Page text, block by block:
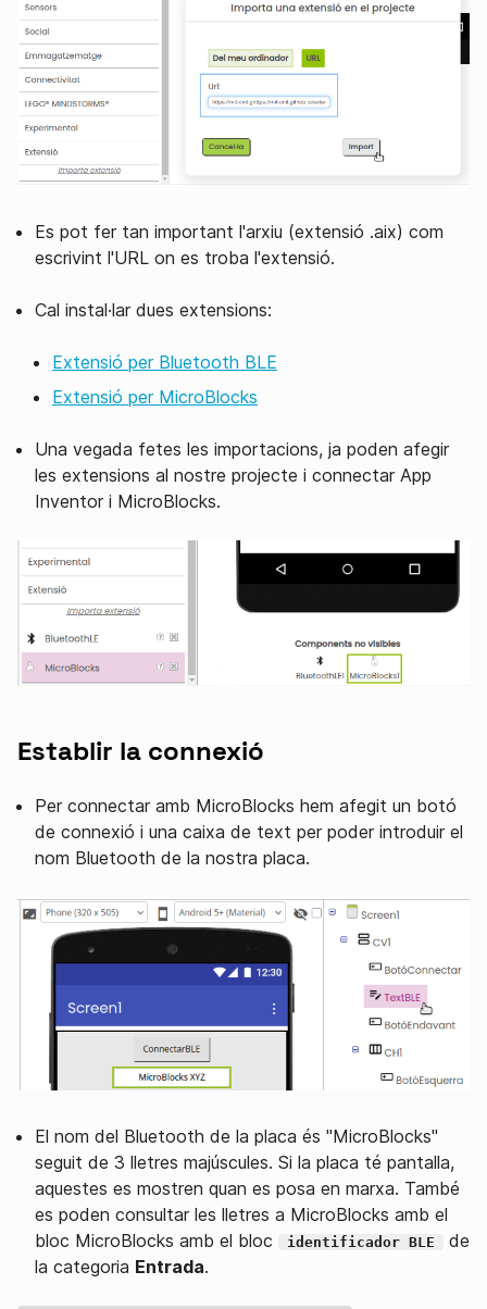
Es pot fer tan important l'arxiu (extensió .aix) com
escrivint l'URL on es troba l'extensió.
Cal instal·lar dues extensions:
Extensió per Bluetooth BLE
Extensió per MicroBlocks
Una vegada fetes les importacions, ja poden afegir
les extensions al nostre projecte i connectar App
Inventor i MicroBlocks.
Establir la connexió
Per connectar amb MicroBlocks hem afegit un botó
de connexió i una caixa de text per poder introduir el
nom Bluetooth de la nostra placa.
El nom del Bluetooth de la placa és "MicroBlocks"
seguit de 3 lletres majúscules. Si la placa té pantalla,
aquestes es mostren quan es posa en marxa. També
es poden consultar les lletres a MicroBlocks amb el
bloc MicroBlocks amb el bloc
identificador BLE
de
la categoria Entrada.